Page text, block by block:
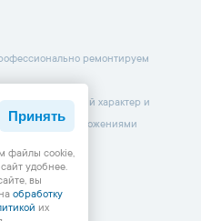
ремонтируем
справочный характер и
положениями
Принять
файлы cookie,
удобнее.
вы
обработку
их